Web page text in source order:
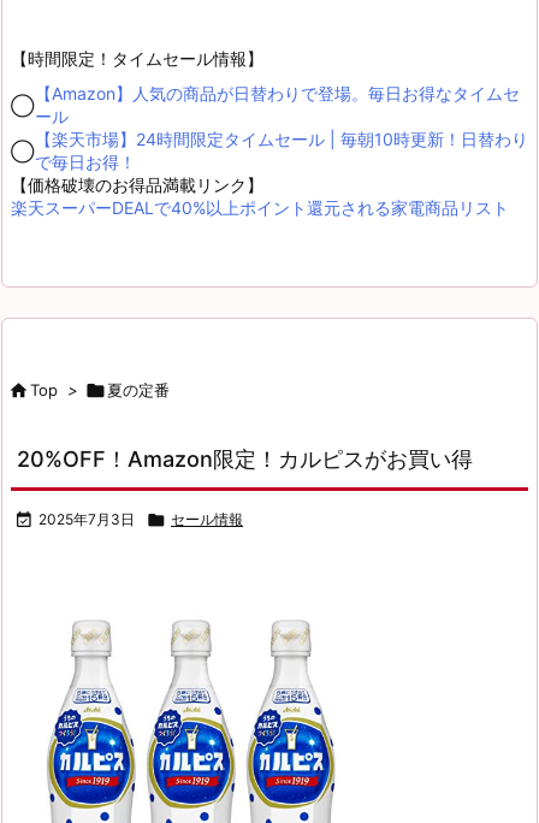
【時間限定！タイムセール情報】
◯
【Amazon】人気の商品が日替わりで登場。毎日お得なタイムセ
ール
◯
【楽天市場】24時間限定タイムセール | 毎朝10時更新！日替わり
で毎日お得！
【価格破壊のお得品満載リンク】
楽天スーパーDEALで40%以上ポイント還元される家電商品リスト
Top > 夏の定番
20%OFF！Amazon限定！カルピスがお買い得
 2025年7月3日  セール情報